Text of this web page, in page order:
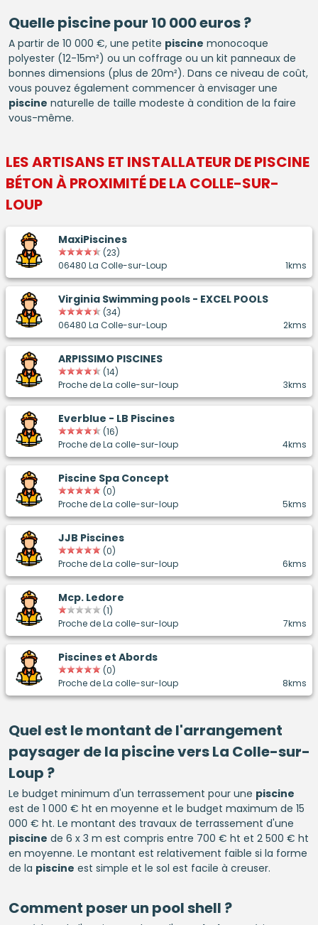
Quellepiscinepour 10 000 euros ?
A partir de 10 000 €, une petite piscine monocoque
polyester (12-15m²) ou un coffrage ou un kit panneaux de
bonnes dimensions (plus de 20m²). Dans ce niveau de coût,
vous pouvez également commencer à envisager une
piscine naturelle de taille modeste à condition de la faire
vous-même.
LES ARTISANS ET INSTALLATEUR DEPISCINE
BÉTONÀ PROXIMITÉ DE LA COLLE-SUR-
LOUP
MaxiPiscines
(23)
06480 La Colle-sur-Loup
1kms
Virginia Swimming pools - EXCEL POOLS
(34)
06480 La Colle-sur-Loup
2kms
ARPISSIMO PISCINES
(14)
Proche de La colle-sur-loup
3kms
Everblue - LB Piscines
(16)
Proche de La colle-sur-loup
4kms
Piscine Spa Concept
(0)
Proche de La colle-sur-loup
5kms
JJB Piscines
(0)
Proche de La colle-sur-loup
6kms
Mcp. Ledore
(1)
Proche de La colle-sur-loup
7kms
Piscines et Abords
(0)
Proche de La colle-sur-loup
8kms
Quel est le montant de l'arrangement
paysager de la piscinevers La Colle-sur-
Loup ?
Le budget minimum d'un terrassement pour une piscine
est de 1 000 € ht en moyenne et le budget maximum de 15
000 € ht. Le montant des travaux de terrassement d'une
piscine de 6 x 3 m est compris entre 700 € ht et 2 500 € ht
en moyenne. Le montant est relativement faible si la forme
de la piscine est simple et le sol est facile à creuser.
Comment poser un pool shell ?